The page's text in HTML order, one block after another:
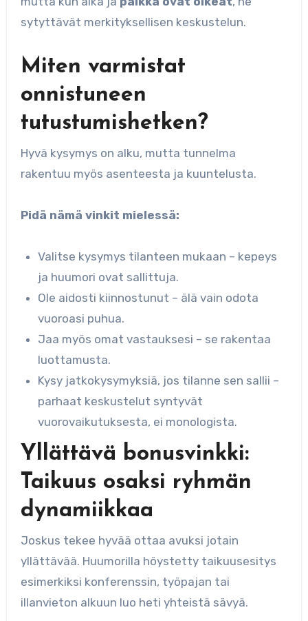
sytyttävät merkityksellisen keskustelun.
Miten varmistat
onnistuneen
tutustumishetken?
Hyvä kysymys on alku, mutta tunnelma
rakentuu myös asenteesta ja kuuntelusta.
Pidä nämä vinkit mielessä:
Valitse kysymys tilanteen mukaan – kepeys
ja huumori ovat sallittuja.
Ole aidosti kiinnostunut – älä vain odota
vuoroasi puhua.
Jaa myös omat vastauksesi – se rakentaa
luottamusta.
Kysy jatkokysymyksiä, jos tilanne sen sallii –
parhaat keskustelut syntyvät
vuorovaikutuksesta, ei monologista.
Yllättävä bonusvinkki:
Taikuus osaksi ryhmän
dynamiikkaa
Joskus tekee hyvää ottaa avuksi jotain
yllättävää. Huumorilla höystetty taikuusesitys
esimerkiksi konferenssin, työpajan tai
illanvieton alkuun luo heti yhteistä sävyä.